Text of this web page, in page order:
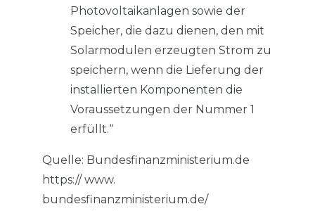
Photovoltaikanlagen sowie der
Speicher, die dazu dienen, den mit
Solarmodulen erzeugten Strom zu
speichern, wenn die Lieferung der
installierten Komponenten die
Voraussetzungen der Nummer 1
erfüllt.“
Quelle: Bundesfinanzministerium.de
https:// www.
bundesfinanzministerium.de/